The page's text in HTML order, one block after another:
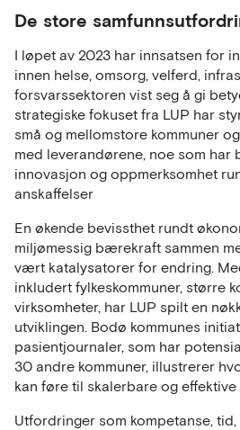
De store
I løpet av 2023 har innsatsen for
innen helse, omsorg, velferd,
forsvarssektoren vist seg å gi
strategiske fokuset fra LUP har
små og mellomstore kommuner
med leverandørene, noe som har
innovasjon og oppmerksomhet
anskaffelser
En økende bevissthet rundt
miljømessig bærekraft sammen
vært katalysatorer for endring.
inkludert fylkeskommuner, større
virksomheter, har LUP spilt en
utviklingen. Bodø kommunes
pasientjournaler, som har
30 andre kommuner, illustrerer
kan føre til skalerbare og effektive
Utfordringer som kompetanse, tid,